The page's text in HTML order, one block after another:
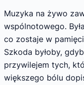
Muzyka na żywo
wspólnotowego.
co zostaje w
Szkoda byłoby,
przywilejem tych,
większego bólu